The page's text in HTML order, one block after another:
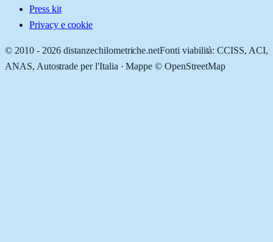
Press kit
Privacy e cookie
© 2010 - 2026 distanzechilometriche.netFonti viabilità: CCISS, ACI,
ANAS, Autostrade per l'Italia · Mappe © OpenStreetMap